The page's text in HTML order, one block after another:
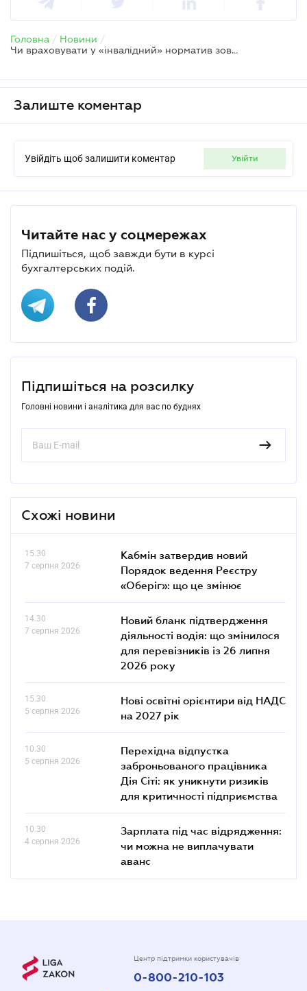
Головна / Новини /
Чи враховувати у «інвалідний» норматив зовнішніх сумісників та мобілізованих
Залиште коментар
Увійдіть щоб залишити коментар увійти
Читайте нас у соцмережах
Підпишіться, щоб завжди бути в курсі
бухгалтерських подій.
Підпишіться на розсилку
Головні новини і аналітика для вас по буднях
Схожі новини
15.30
7 серпня 2026
Кабмін затвердив новий
Порядок ведення Реєстру
«Оберіг»: що це змінює
14.30
7 серпня 2026
Новий бланк підтвердження
діяльності водія: що змінилося
для перевізників із 26 липня
2026 року
15.30
5 серпня 2026
Нові освітні орієнтири від НАДС
на 2027 рік
10.30
5 серпня 2026
Перехідна відпустка
заброньованого працівника
Дія Сіті: як уникнути ризиків
для критичності підприємства
10.30
4 серпня 2026
Зарплата під час відрядження:
чи можна не виплачувати
аванс
Центр підтримки користувачів
0-800-210-103